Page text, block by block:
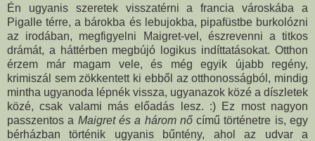
Én ugyanis szeretek visszatérni a francia városkába a
Pigalle térre, a bárokba és lebujokba, pipafüstbe burkolózni
az irodában, megfigyelni Maigret-vel, észrevenni a titkos
drámát, a háttérben megbújó logikus indíttatásokat. Otthon
érzem már magam vele, és még egyik újabb regény,
krimiszál sem zökkentett ki ebből az otthonosságból, mindig
mintha ugyanoda lépnék vissza, ugyanazok közé a díszletek
közé, csak valami más előadás lesz. :) Ez most nagyon
passzentos a Maigret és a három nőcímű történetre is, egy
bérházban történik ugyanis bűntény, ahol az udvar a